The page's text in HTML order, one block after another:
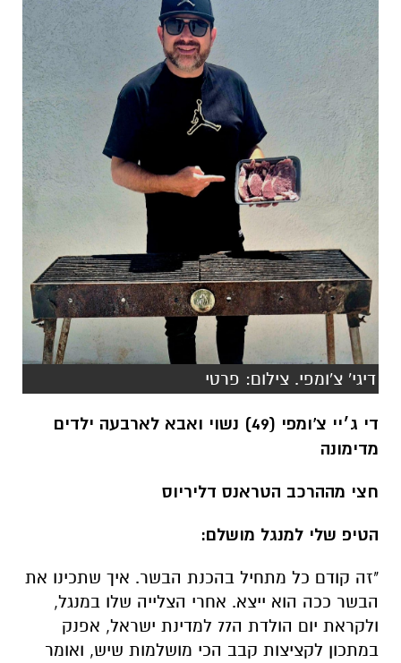
דיגי' צ'ומפי. צילום: פרטי
די ג׳יי צ'ומפי (49) נשוי ואבא לארבעה ילדים
מדימונה
הטיפ שלי למנגל מושלם:
"זה קודם כל מתחיל בהכנת הבשר. איך שתכינו את
ולקראת יום הולדת ה77 למדינת ישראל, אפנק
לכם את זה באחריות - כדאי לכם לנסות.
רוב הישראלים אוהבים סטייקים ובצדק. אנחנו
אוהבים איכות, אז צריך למי ששם את הסטייק על